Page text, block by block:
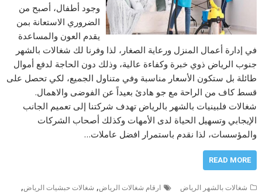
وجود أطفال، أصبح من
الضروري الاستعانة بمن
يقدم العون والمساعدة
في إدارة أعمال المنزل ورعاية الصغار، لذا وفرنا لك شغالات بالشهر
جنوب الرياض ذوي خبرة وكفاءة عالية، وذلك دون الحاجة لدفع أموال
طائلة بل ستكون الأسعار مناسبة وفي متناول الجميع، لكي تحصل على
قسط كاف من الراحة مع جو هادئ بعيداً عن الفوضى والاهمال.
شغالات فلبينيات بالشهر بالرياض تهدف شركتنا إلى تعميم الجانب
الإيجابي وتسهيل الحياة لدى الأمهات وكذلك أصحاب الشركات
والمؤسسات، لذا نقدم باستمرار افضل عاملات…
READ MORE
شغالات بالشهر الرياض ارقام شغالات الرياض, شغالات حبشيات الرياض,